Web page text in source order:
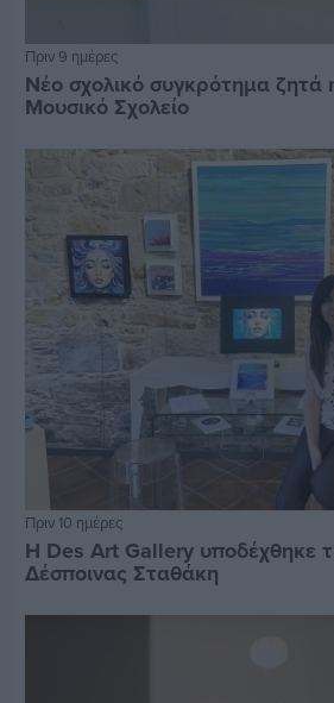
Πριν 9 ημέρες
Νέο σχολικό συγκρότημα
Μουσικό Σχολείο
Πριν 10 ημέρες
Η Des Art Gallery υποδέχθηκε
Δέσποινας Σταθάκη